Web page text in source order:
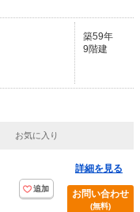
築59年
9階建
お気に入り
追加
詳細を見る
お問い合わせ
(無料)